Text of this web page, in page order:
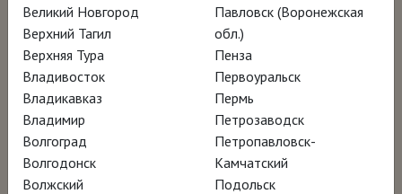
Фильм «Художники при персидском дворе»
представляет историю искусства,
родившегося и расцветшего при дворе
шахов из Каджарской династии (1785 —
1925). Картины дополняют интервью с
экспертами, которые погружают зрителя в
Великий Новгород
Верхний Тагил
Верхняя Тура
Владивосток
Владикавказ
Владимир
Волгоград
Волгодонск
Волжский
Павловск (Воронежская
обл.)
Пенза
Первоуральск
Пермь
Петрозаводск
Петропавловск-
Камчатский
Подольск